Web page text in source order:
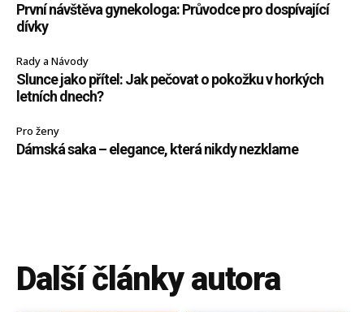
První návštěva gynekologa: Průvodce pro dospívající
dívky
Rady a Návody
Slunce jako přítel: Jak pečovat o pokožku v horkých
letních dnech?
Pro ženy
Dámská saka – elegance, která nikdy nezklame
Další články autora